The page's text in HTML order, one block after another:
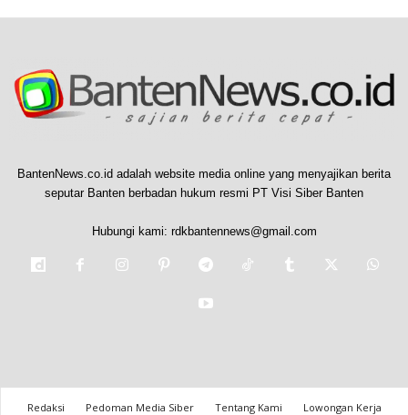
BantenNews.co.id adalah website media online yang menyajikan berita
seputar Banten berbadan hukum resmi PT Visi Siber Banten
Hubungi kami: rdkbantennews@gmail.com
Redaksi Pedoman Media Siber Tentang Kami
Lowongan Kerja